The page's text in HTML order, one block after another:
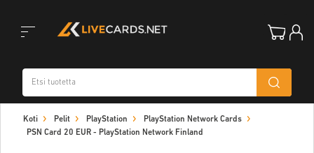
navigation
Koti Pelit PlayStation
PlayStation Network Cards
PSN Card 20 EUR - PlayStation Network Finland